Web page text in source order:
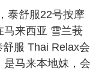
泰舒服22号按摩
马来西亚 雪兰莪
服 Thai Relax会
是马来本地妹，会